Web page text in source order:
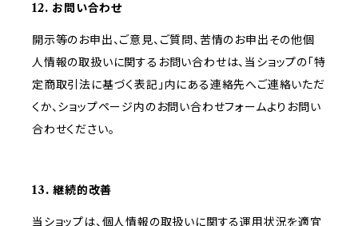
12. お問い合わせ
開示等のお申出、ご意見、ご質問、苦情のお申出その他個
人情報の取扱いに関するお問い合わせは、当ショップの「特
定商取引法に基づく表記」内にある連絡先へご連絡いただ
くか、ショップページ内のお問い合わせフォームよりお問い
合わせください。
13. 継続的改善
当ショップは、個人情報の取扱いに関する運用状況を適宜